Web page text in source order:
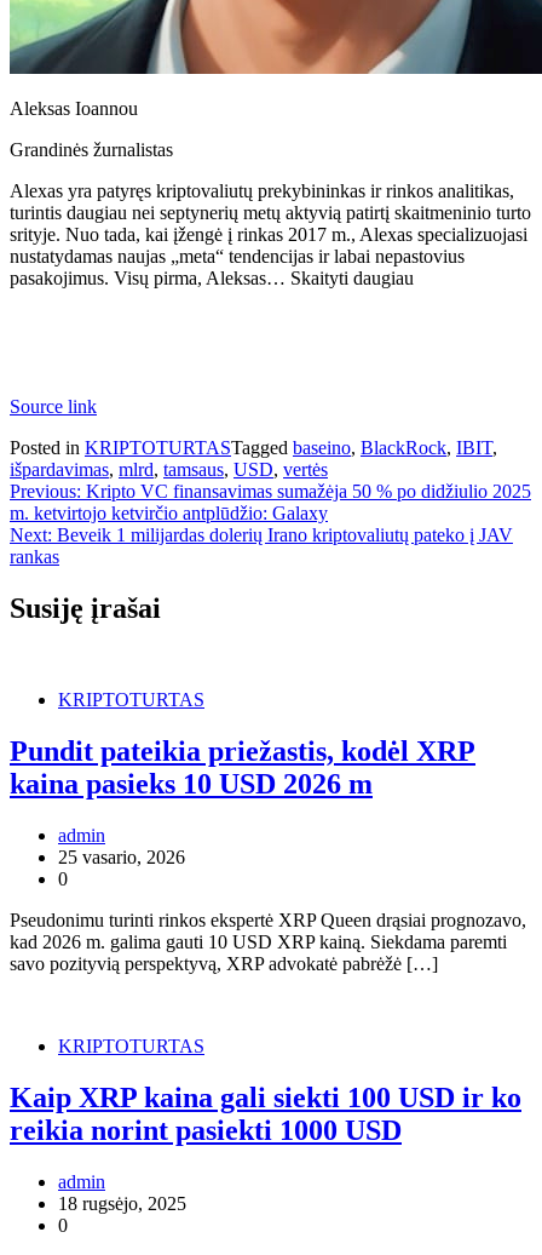
Aleksas Ioannou
Grandinės žurnalistas
Alexas yra patyręs kriptovaliutų prekybininkas ir rinkos analitikas,
turintis daugiau nei septynerių metų aktyvią patirtį skaitmeninio turto
srityje. Nuo tada, kai įžengė į rinkas 2017 m., Alexas specializuojasi
nustatydamas naujas „meta“ tendencijas ir labai nepastovius
pasakojimus. Visų pirma, Aleksas… Skaityti daugiau
Source link
Posted in KRIPTOTURTASTagged baseino, BlackRock, IBIT,
išpardavimas, mlrd, tamsaus, USD, vertės
Navigacija
tarp
įrašų
Previous: Kripto VC finansavimas sumažėja 50 % po didžiulio 2025
m. ketvirtojo ketvirčio antplūdžio: Galaxy
Next: Beveik 1 milijardas dolerių Irano kriptovaliutų pateko į JAV
rankas
Susiję įrašai
KRIPTOTURTAS
Pundit pateikia priežastis, kodėl XRP
kaina pasieks 10 USD 2026 m
admin
25 vasario, 2026
0
Pseudonimu turinti rinkos ekspertė XRP Queen drąsiai prognozavo,
kad 2026 m. galima gauti 10 USD XRP kainą. Siekdama paremti
savo pozityvią perspektyvą, XRP advokatė pabrėžė […]
KRIPTOTURTAS
Kaip XRP kaina gali siekti 100 USD ir ko
reikia norint pasiekti 1000 USD
admin
18 rugsėjo, 2025
0